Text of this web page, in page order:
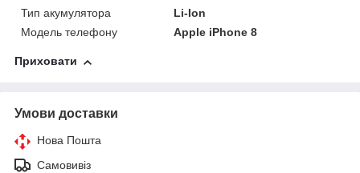
Тип акумулятора
Li-Ion
Модель телефону
Apple iPhone 8
Приховати
Умови доставки
Нова Пошта
Самовивіз